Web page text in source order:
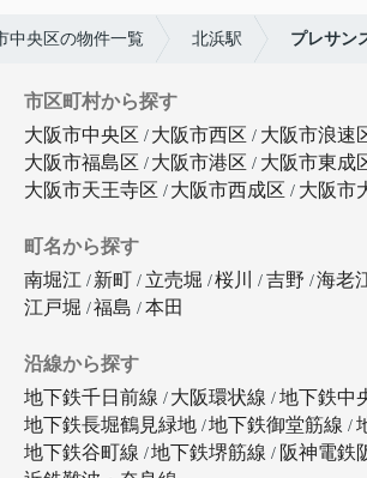
中央区の物件一覧 北浜駅 プレサン
市区町村から探す
大阪市中央区
大阪市西区 大阪市浪速
大阪市福島区
大阪市港区
大阪市東成
大阪市天王寺区
大阪市西成区 大阪市
町名から探す
南堀江
新町 立売堀 桜川 吉野 海老
江戸堀
福島 本田
沿線から探す
地下鉄千日前線
大阪環状線 地下鉄中
地下鉄長堀鶴見緑地
地下鉄御堂筋線
地下鉄谷町線
地下鉄堺筋線 阪神電鉄